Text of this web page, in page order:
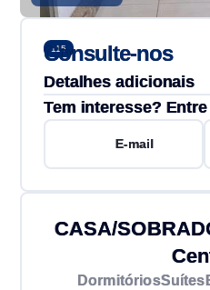
115
Consulte-nos
Detalhes adicionais
Tem interesse?
E-mail
CASA/
DormitóriosSuítes